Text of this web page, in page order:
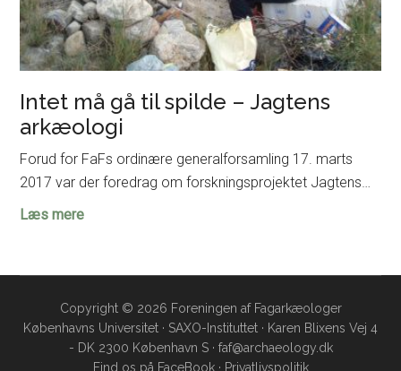
Intet må gå til spilde – Jagtens
arkæologi
Forud for FaFs ordinære generalforsamling 17. marts
2017 var der foredrag om forskningsprojektet Jagtens…
Læs mereIntet
spilde
–
Jagtens
Copyright © 2026 Foreningen af Fagarkæologer
Københavns Universitet · SAXO-Instituttet · Karen Blixens Vej 4
- DK 2300 København S · faf@archaeology.dk
Find os på FaceBook· Privatlivspolitik